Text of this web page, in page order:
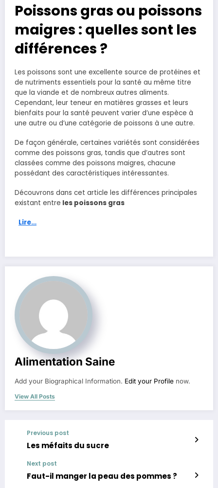
Poissons gras ou poissons
maigres : quelles sont les
différences ?
Les poissons sont une excellente source de protéines et
de nutriments essentiels pour la santé au même titre
que la viande et de nombreux autres aliments.
Cependant, leur teneur en matières grasses et leurs
bienfaits pour la santé peuvent varier d’une espèce à
une autre ou d’une catégorie de poissons à une autre.
De façon générale, certaines variétés sont considérées
comme des poissons gras, tandis que d’autres sont
classées comme des poissons maigres, chacune
possédant des caractéristiques intéressantes.
Découvrons dans cet article les différences principales
existant entre les poissons gras
Lire…
Alimentation Saine
Add your Biographical Information. Edit your Profile now.
View All Posts
Previous post
Les méfaits du sucre
Next post
Faut-il manger la peau des pommes ?